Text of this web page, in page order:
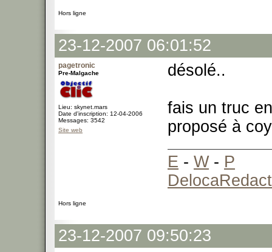
Hors ligne
23-12-2007 06:01:52
pagetronic
Pre-Malgache
Lieu: skynet.mars
Date d'inscription: 12-04-2006
Messages: 3542
Site web
désolé..
fais un truc
proposé à
E - W- P
Hors ligne
23-12-2007 09:50:23